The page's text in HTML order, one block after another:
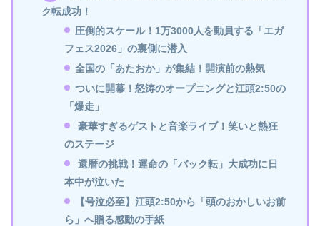
ク転成功！
圧倒的スケール！1万3000人を動員する「エガ
フェス2026」の裏側に潜入
全国の「あたおか」が集結！開演前の熱気
ついに開幕！怒涛のオープニングと江頭2:50の
「爆走」
豪華すぎるゲストと音楽ライブ！笑いと熱狂
のステージ
還暦の挑戦！運命の「バック転」大成功に日
本中が泣いた
【号泣必至】江頭2:50から「頭のおかしいお前
ら」へ贈る感動の手紙